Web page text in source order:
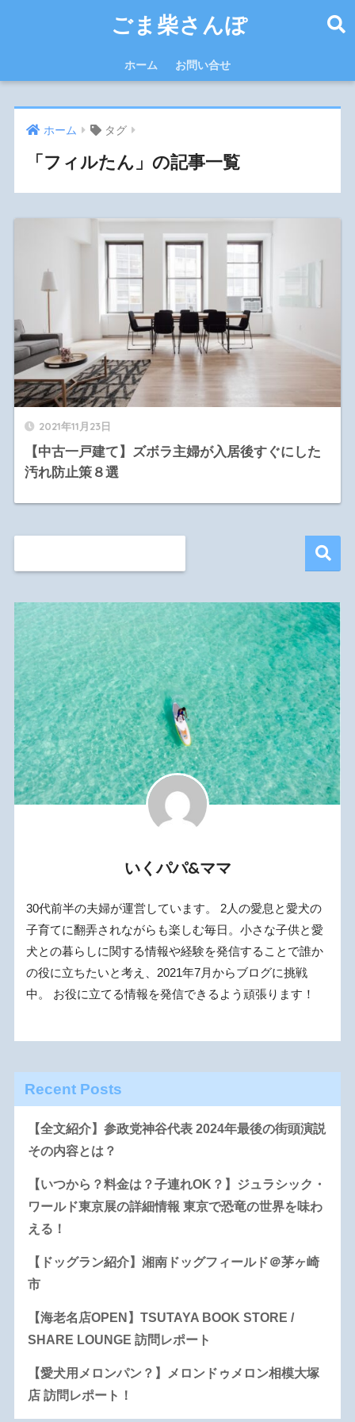
ごま柴さんぽ
ホーム お問い合せ
ホーム タグ
「フィルたん」の記事一覧
2021年11月23日
【中古一戸建て】ズボラ主婦が入居後すぐにした
汚れ防止策８選
いくパパ&ママ
30代前半の夫婦が運営しています。 2人の愛息と愛犬の
子育てに翻弄されながらも楽しむ毎日。小さな子供と愛
犬との暮らしに関する情報や経験を発信することで誰か
の役に立ちたいと考え、2021年7月からブログに挑戦
中。 お役に立てる情報を発信できるよう頑張ります！
Recent Posts
【全文紹介】参政党神谷代表 2024年最後の街頭演説
その内容とは？
【いつから？料金は？子連れOK？】ジュラシック・
ワールド東京展の詳細情報 東京で恐竜の世界を味わ
える！
【ドッグラン紹介】湘南ドッグフィールド＠茅ヶ崎
市
【海老名店OPEN】TSUTAYA BOOK STORE /
SHARE LOUNGE 訪問レポート
【愛犬用メロンパン？】メロンドゥメロン相模大塚
店 訪問レポート！